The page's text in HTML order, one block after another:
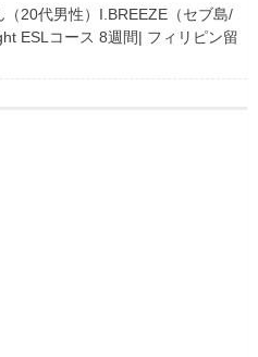
20代男性）I.BREEZE（セブ島/
ESLコース 8週間| フィリピン留